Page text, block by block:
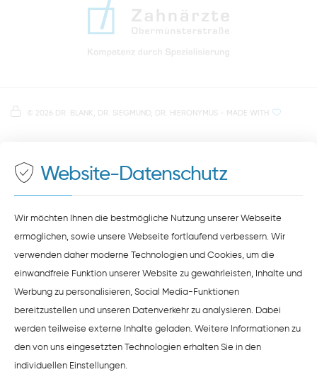
info@zahnaerzte-in-regensburg.de
zustimmen.
ZUSTIMMEN
HINWEISE ZUM DATENSCHUTZ
© 2026 DR. BLANK, DR. SIEGMUND, DR. HIERONYMUS - MADE WITH
Website-Datenschutz
Wir möchten Ihnen die bestmögliche Nutzung unserer Webseite
ermöglichen, sowie unsere Webseite fortlaufend verbessern. Wir
verwenden daher moderne Technologien und Cookies, um die
einwandfreie Funktion unserer Website zu gewährleisten, Inhalte und
Werbung zu personalisieren, Social Media-Funktionen
bereitzustellen und unseren Datenverkehr zu analysieren. Dabei
werden teilweise externe Inhalte geladen. Weitere Informationen zu
den von uns eingesetzten Technologien erhalten Sie in den
individuellen Einstellungen.